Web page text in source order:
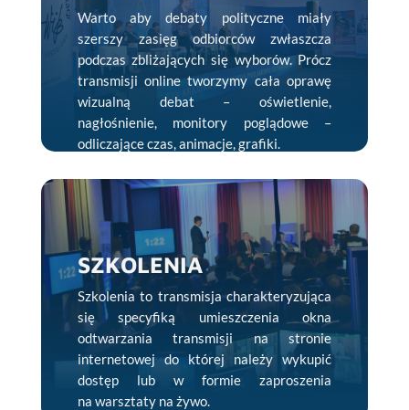
Warto aby debaty polityczne miały
szerszy zasięg odbiorców zwłaszcza
podczas zbliżających się wyborów. Prócz
transmisji online tworzymy cała oprawę
wizualną debat – oświetlenie,
nagłośnienie, monitory poglądowe –
odliczające czas, animacje, grafiki.
SZKOLENIA
Szkolenia to transmisja charakteryzująca
się specyfiką umieszczenia okna
odtwarzania transmisji na stronie
internetowej do której należy wykupić
dostęp lub w formie zaproszenia
na warsztaty na żywo.